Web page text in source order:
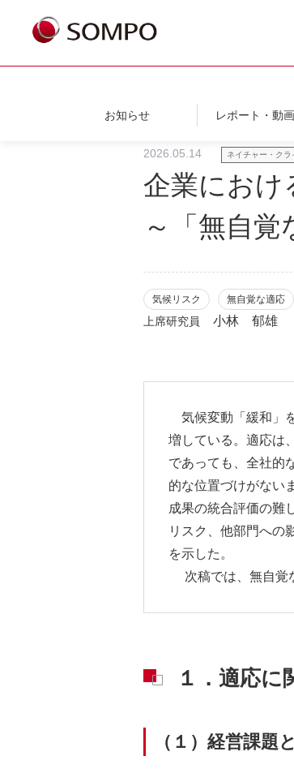
お知らせ レポート・動
2026.05.14 ネイチャー・クラ
企業におけ
～「無自覚
気候リスク 無自覚な適応
上席研究員 小林 郁雄
気候変動「緩和」
増している。適応は
であっても、全社的
的な位置づけがない
成果の統合評価の難
リスク、他部門への
を示した。
次稿では、無自覚
１．適応に
（１）経営課題